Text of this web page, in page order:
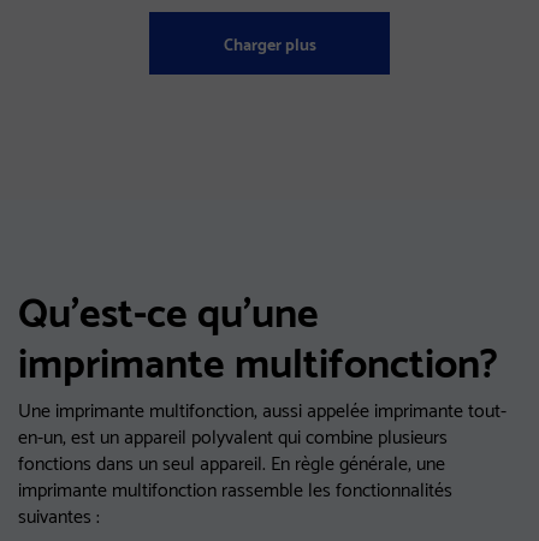
Charger plus
Qu'est-ce qu'une
imprimante multifonction?
Une imprimante multifonction, aussi appelée imprimante tout-
en-un, est un appareil polyvalent qui combine plusieurs
fonctions dans un seul appareil. En règle générale, une
imprimante multifonction rassemble les fonctionnalités
suivantes :